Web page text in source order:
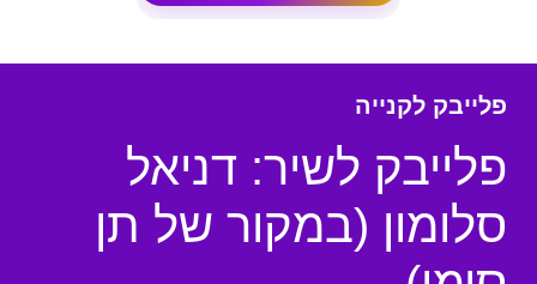
פלייבק לקנייה
פלייבק לשיר: דניאל
סלומון (במקור של תן